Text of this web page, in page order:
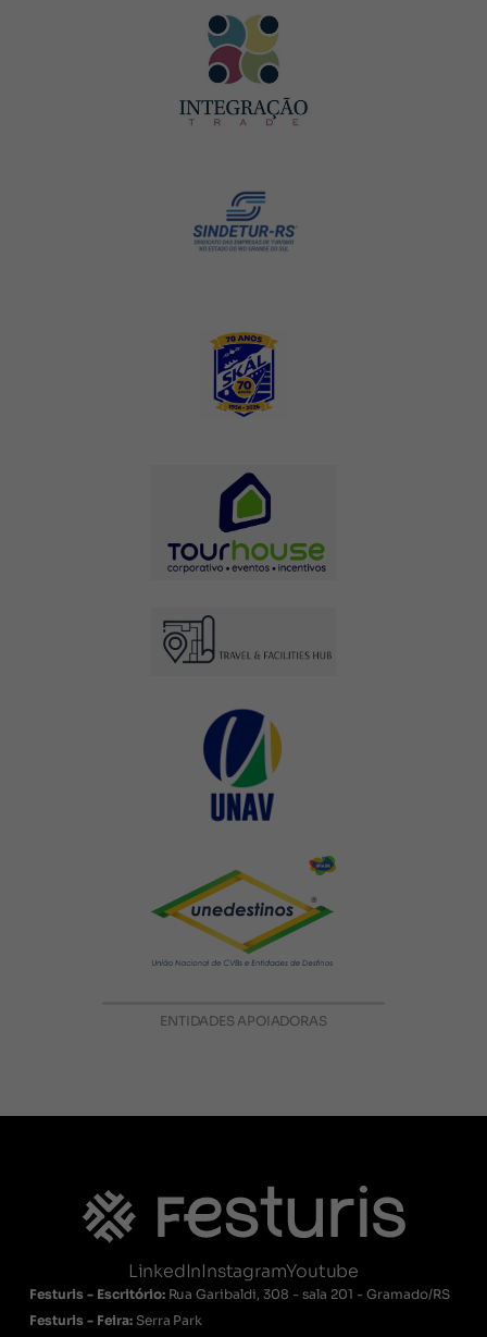
ENTIDADES APOIADORAS
LinkedInInstagramYoutube
Festuris - Escritório: Rua Garibaldi, 308 - sala 201 - Gramado/RS
Festuris - Feira: Serra Park